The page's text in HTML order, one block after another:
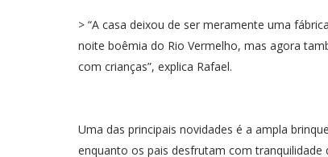
> “A casa deixou de ser meramente uma
noite boêmia do Rio Vermelho, mas agora
com crianças”, explica Rafael.
Uma das principais novidades é a ampla
enquanto os pais desfrutam com tranquilidade